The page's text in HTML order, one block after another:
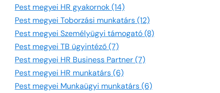
Pest megyei HR gyakornok (14)
Pest megyei Toborzási munkatárs (12)
Pest megyei Személyügyi támogató (8)
Pest megyei TB ügyintéző (7)
Pest megyei HR Business Partner (7)
Pest megyei HR munkatárs (6)
Pest megyei Munkaügyi munkatárs (6)